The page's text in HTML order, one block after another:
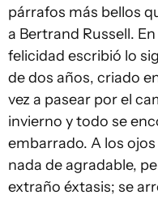
párrafos más bellos
a Bertrand Russell.
felicidad escribió lo
de dos años, criado
vez a pasear por el
invierno y todo se
embarrado. A los
nada de agradable,
extraño éxtasis; se